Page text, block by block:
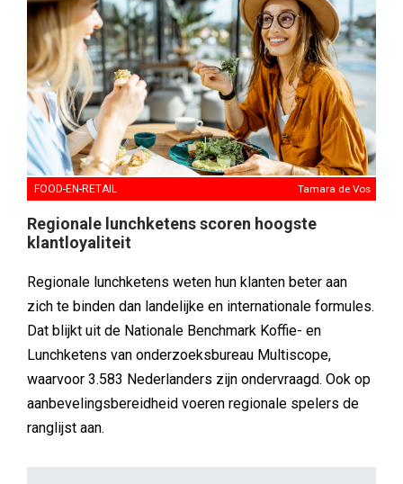
FOOD-EN-RETAIL Tamara de Vos
Regionale lunchketens scoren hoogste
klantloyaliteit
Regionale lunchketens weten hun klanten beter aan
zich te binden dan landelijke en internationale formules.
Dat blijkt uit de Nationale Benchmark Koffie- en
Lunchketens van onderzoeksbureau Multiscope,
waarvoor 3.583 Nederlanders zijn ondervraagd. Ook op
aanbevelingsbereidheid voeren regionale spelers de
ranglijst aan.